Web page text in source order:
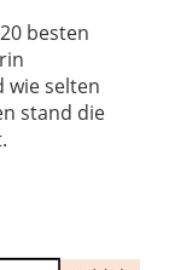
besten
wie selten
stand die